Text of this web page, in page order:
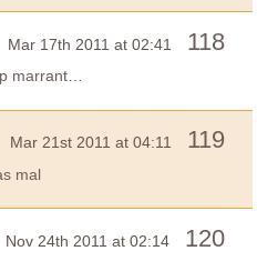
Mar 17th 2011 at 02:41 118
marrant…
Mar 21st 2011 at 04:11 119
mal
Nov 24th 2011 at 02:14 120